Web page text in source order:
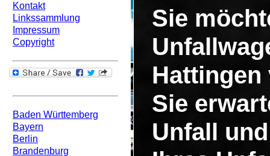
Kontakt
Linkssammlung
Impressum
Copyright
Baden Württemberg
Bayern
Berlin
Brandenburg
Sie
Hattingen
Sie
Unfall